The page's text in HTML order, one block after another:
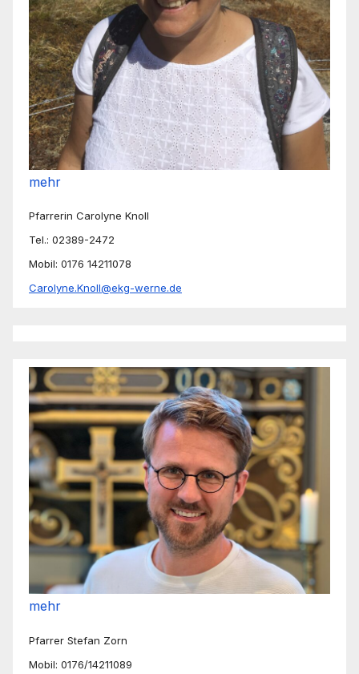
mehr
Pfarrerin Carolyne Knoll
Tel.: 02389-2472
Mobil: 0176 14211078
Carolyne.Knoll@ekg-werne.de
mehr
Pfarrer Stefan Zorn
Mobil: 0176/14211089